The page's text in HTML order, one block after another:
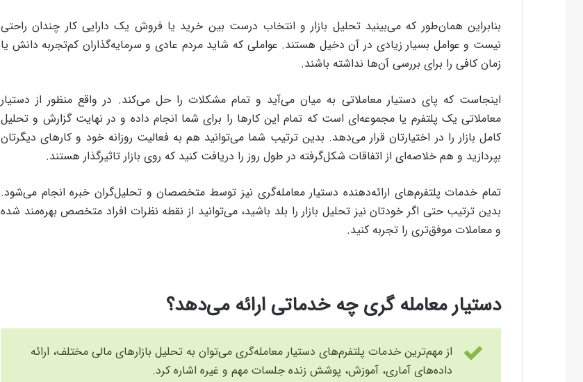
بنابراین همان‌طور که می‌بینید تحلیل بازار و انتخاب درست بین خرید یا فروش یک دارایی کار چندان راحتی
نیست و عوامل بسیار زیادی در آن دخیل هستند. عواملی که شاید مردم عادی و سرمایه‌گذاران کم‌تجربه دانش یا
زمان کافی را برای بررسی آن‌ها نداشته باشند.
اینجاست که پای دستیار معاملاتی به میان می‌آید و تمام مشکلات را حل می‌کند. در واقع منظور از دستیار
معاملاتی یک پلتفرم یا مجموعه‌ای است که تمام این کارها را برای شما انجام داده و در نهایت گزارش و تحلیل
کامل بازار را در اختیارتان قرار می‌دهد. بدین ترتیب شما می‌توانید هم به فعالیت روزانه خود و کارهای دیگرتان
بپردازید و هم خلاصه‌ای از اتفاقات شکل‌گرفته در طول روز را دریافت کنید که روی بازار تاثیرگذار هستند.
تمام خدمات پلتفرم‌های ارائه‌دهنده دستیار معامله‌گری نیز توسط متخصصان و تحلیل‌گران خبره انجام می‌شود.
بدین ترتیب حتی اگر خودتان نیز تحلیل بازار را بلد باشید، می‌توانید از نقطه نظرات افراد متخصص بهره‌مند شده
و معاملات موفق‌تری را تجربه کنید.
دستیار معامله گری چه خدماتی ارائه می‌دهد؟
از مهم‌ترین خدمات پلتفرم‌های دستیار معامله‌گری می‌توان به تحلیل بازارهای مالی مختلف، ارائه
داده‌های آماری، آموزش، پوشش زنده جلسات مهم و غیره اشاره کرد.